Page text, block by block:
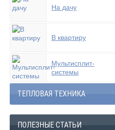
На дачу
В квартиру
Мультисплит-
системы
ТЕПЛОВАЯ ТЕХНИКА
ПОЛЕЗНЫЕ СТАТЬИ